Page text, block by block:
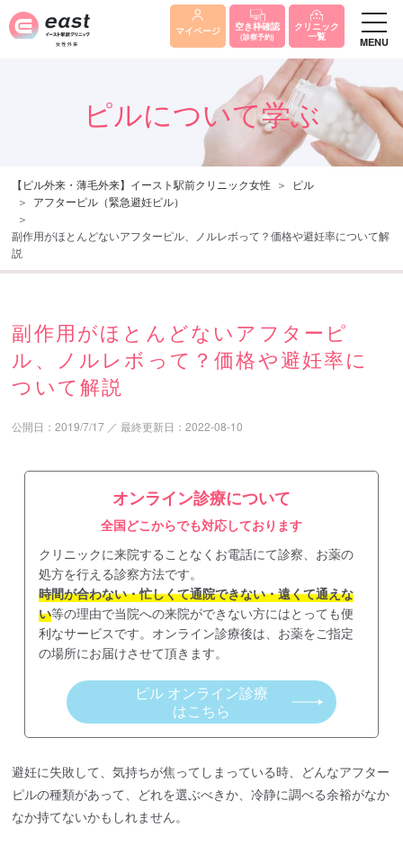
マイページ 空き枠確認
(診察予約)
クリニック
一覧 MENU
ピルについて学ぶ
【ピル外来・薄毛外来】イースト駅前クリニック女性
ピル
アフターピル（緊急避妊ピル）
副作用がほとんどないアフターピル、ノルレボって？価格や避妊率について解
説
副作用がほとんどないアフターピ
ル、ノルレボって？価格や避妊率に
ついて解説
公開日：2019/7/17 ／最終更新日：2022-08-10
オンライン診療について
全国どこからでも対応しております
クリニックに来院することなくお電話にて診察、お薬の
処方を行える診察方法です。
時間が合わない・忙しくて通院できない・遠くて通えな
い等の理由で当院への来院ができない方にはとっても便
利なサービスです。オンライン診療後は、お薬をご指定
の場所にお届けさせて頂きます。
ピル オンライン診療
はこちら
避妊に失敗して、気持ちが焦ってしまっている時、どんなアフター
ピルの種類があって、どれを選ぶべきか、冷静に調べる余裕がなか
なか持てないかもしれません。